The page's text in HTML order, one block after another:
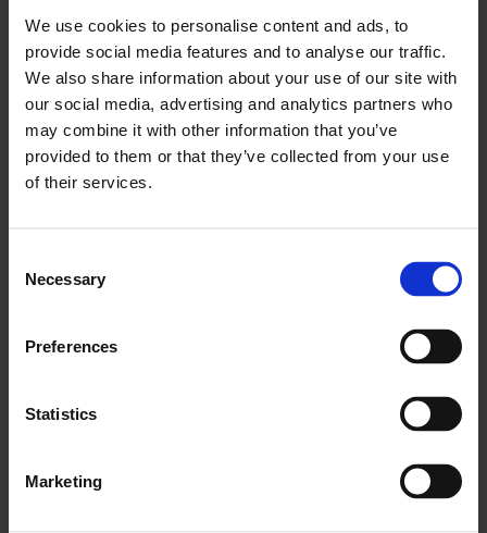
We use cookies to personalise content and ads, to
provide social media features and to analyse our traffic.
We also share information about your use of our site with
our social media, advertising and analytics partners who
may combine it with other information that you’ve
provided to them or that they’ve collected from your use
of their services.
Selection
Necessary
Preferences
Statistics
Marketing
om job hos PORTON Montage ApS i dag.
Udfyld vores formular her på siden og du vil hører fra os
Kontaktformular